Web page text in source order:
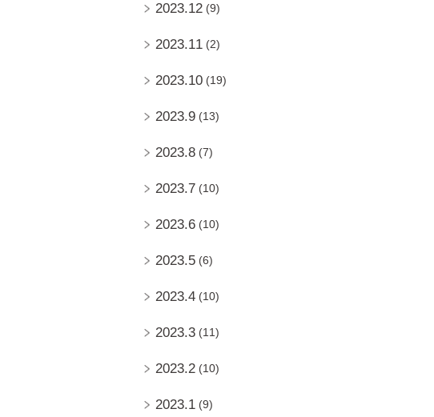
2023.12 (9)
2023.11 (2)
2023.10 (19)
2023.9 (13)
2023.8 (7)
2023.7 (10)
2023.6 (10)
2023.5 (6)
2023.4 (10)
2023.3 (11)
2023.2 (10)
2023.1 (9)